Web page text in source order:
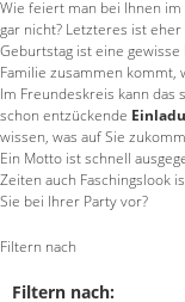
Wie feiert man bei Ihnen
gar nicht? Letzteres ist
Geburtstag ist eine
Familie zusammen
Im Freundeskreis kann das
schon entzückende
wissen, was auf Sie
Ein Motto ist schnell
Zeiten auch Faschingslook
Sie bei Ihrer Party vor?
Filtern nach
Filtern nach: